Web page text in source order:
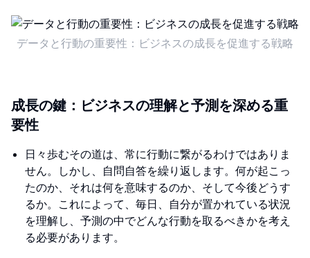
データと行動の重要性：ビジネスの成長を促進する戦略
成長の鍵：ビジネスの理解と予測を深める重
要性
日々歩むその道は、常に行動に繋がるわけではありま
せん。しかし、自問自答を繰り返します。何が起こっ
たのか、それは何を意味するのか、そして今後どうす
るか。これによって、毎日、自分が置かれている状況
を理解し、予測の中でどんな行動を取るべきかを考え
る必要があります。